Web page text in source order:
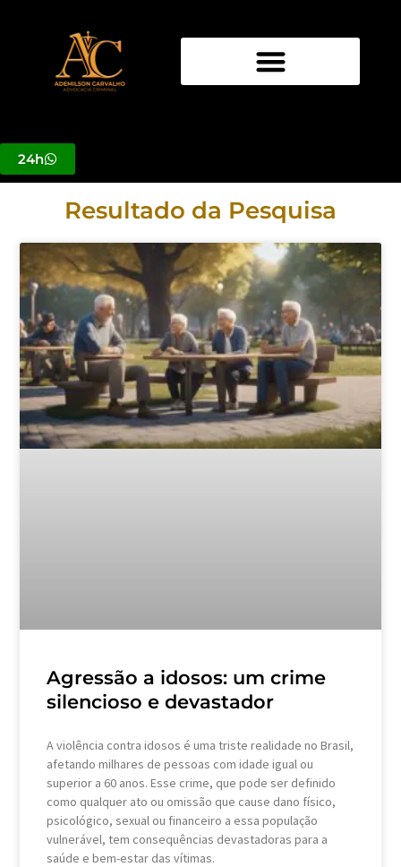
conteúdo
24h
Resultado da Pesquisa
Agressão a idosos: um crime
silencioso e devastador
A violência contra idosos é uma triste realidade no Brasil,
afetando milhares de pessoas com idade igual ou
superior a 60 anos. Esse crime, que pode ser definido
como qualquer ato ou omissão que cause dano físico,
psicológico, sexual ou financeiro a essa população
vulnerável, tem consequências devastadoras para a
saúde e bem-estar das vítimas.